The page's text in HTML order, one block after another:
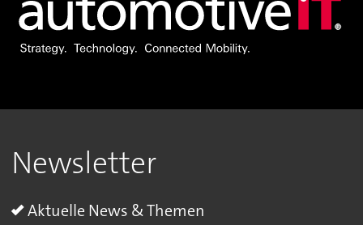
Newsletter
Aktuelle News & Themen